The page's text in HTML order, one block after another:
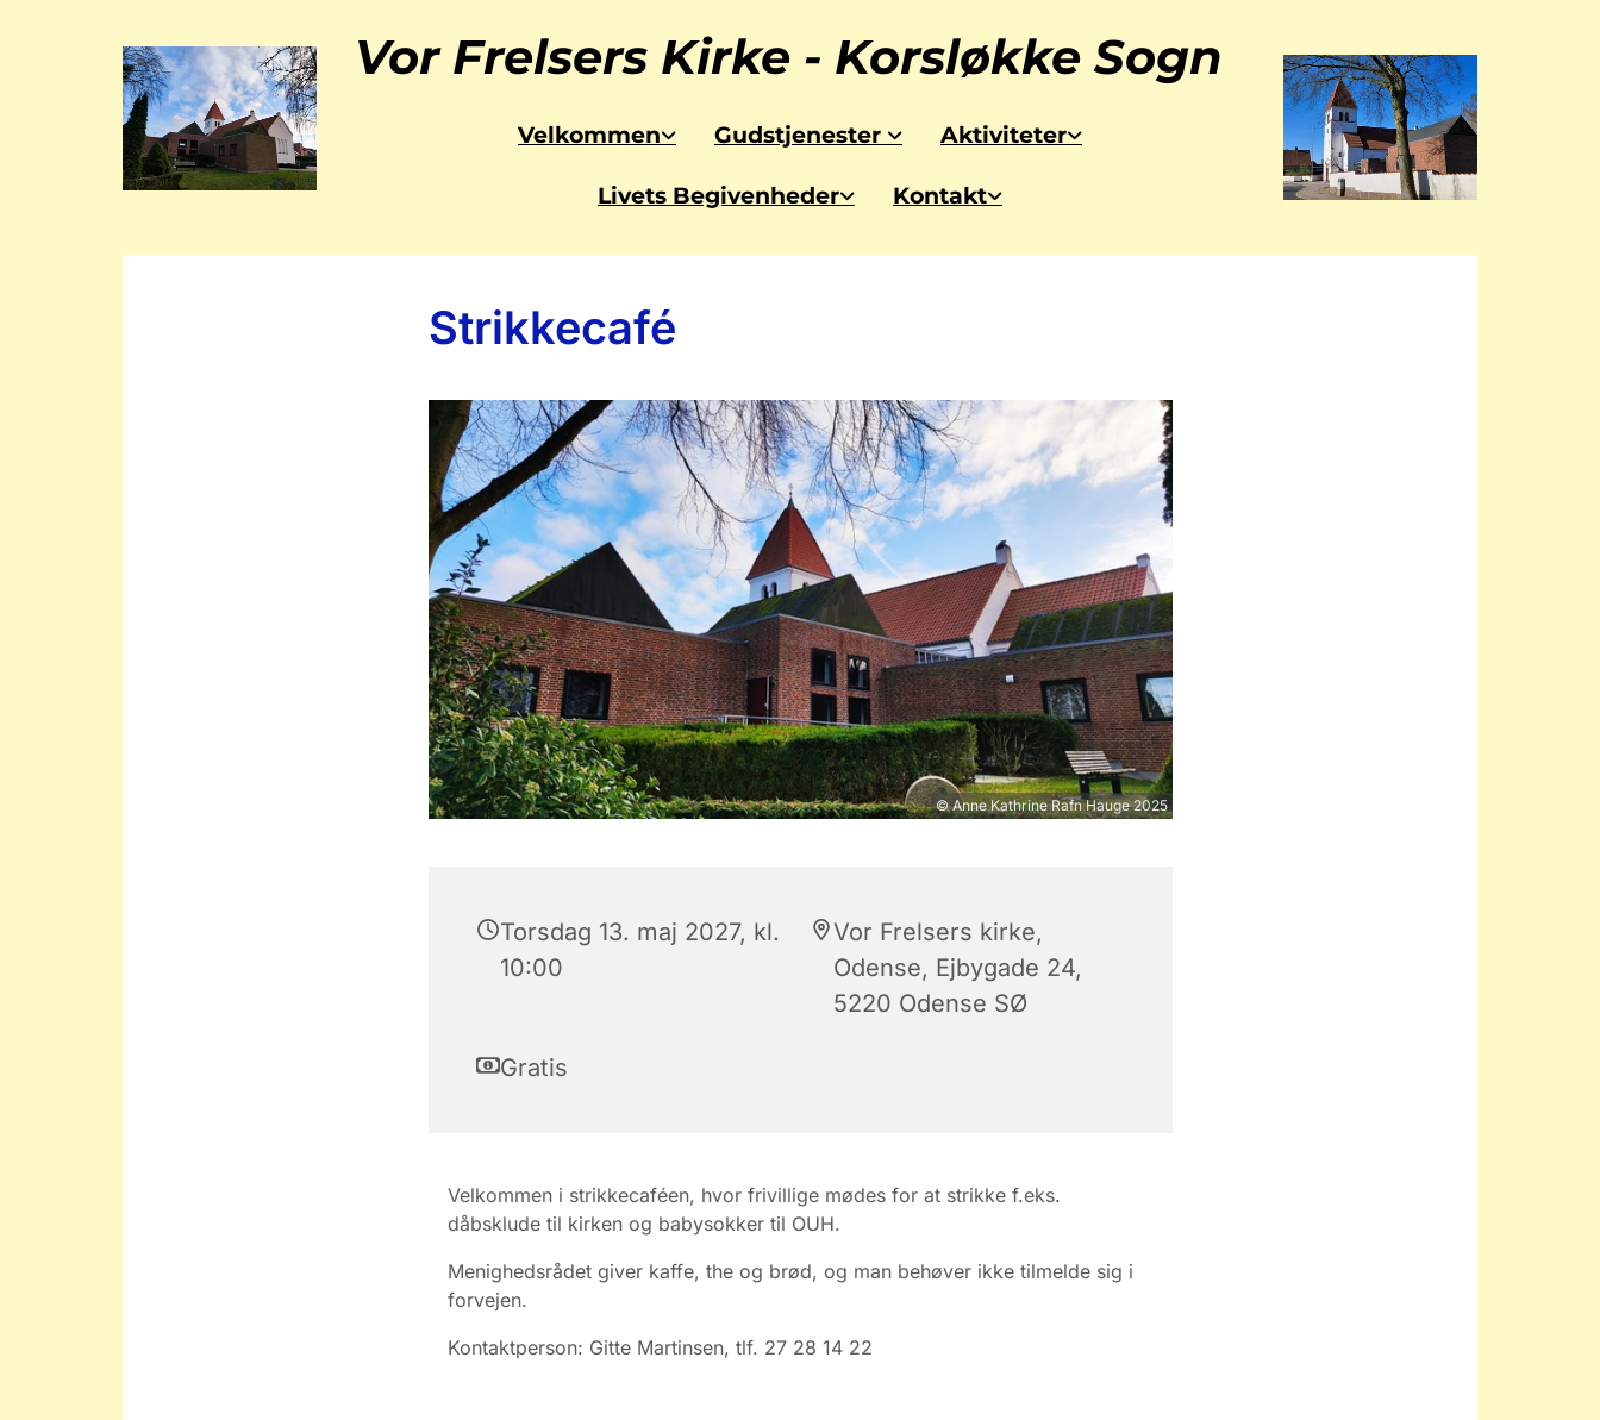
Vor Frelsers Kirke - Korsløkke Sogn
Velkommen Gudstjenester Aktiviteter
Livets Begivenheder Kontakt
Strikkecafé
© Anne Kathrine Rafn Hauge 2025
Torsdag 13. maj 2027, kl.
10:00
Vor Frelsers kirke,
Odense, Ejbygade 24,
5220 Odense SØ
Gratis
Velkommen i strikkecaféen, hvor frivillige mødes for at strikke f.eks.
dåbsklude til kirken og babysokker til OUH.
Menighedsrådet giver kaffe, the og brød, og man behøver ikke tilmelde sig i
forvejen.
Kontaktperson: Gitte Martinsen, tlf. 27 28 14 22